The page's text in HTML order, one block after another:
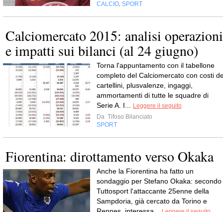
CALCIO SPORT
Calciomercato 2015: analisi operazioni
e impatti sui bilanci (al 24 giugno)
Torna l'appuntamento con il tabellone
completo del Calciomercato con costi
cartellini, plusvalenze, ingaggi,
ammortamenti di tutte le squadre di
Serie A. I...
Leggere il seguito
Da Tifoso Bilanciato
SPORT
Fiorentina: dirottamento verso Okaka
Anche la Fiorentina ha fatto un
sondaggio per Stefano Okaka: secondo
Tuttosport l'attaccante 25enne della
Sampdoria, già cercato da Torino e